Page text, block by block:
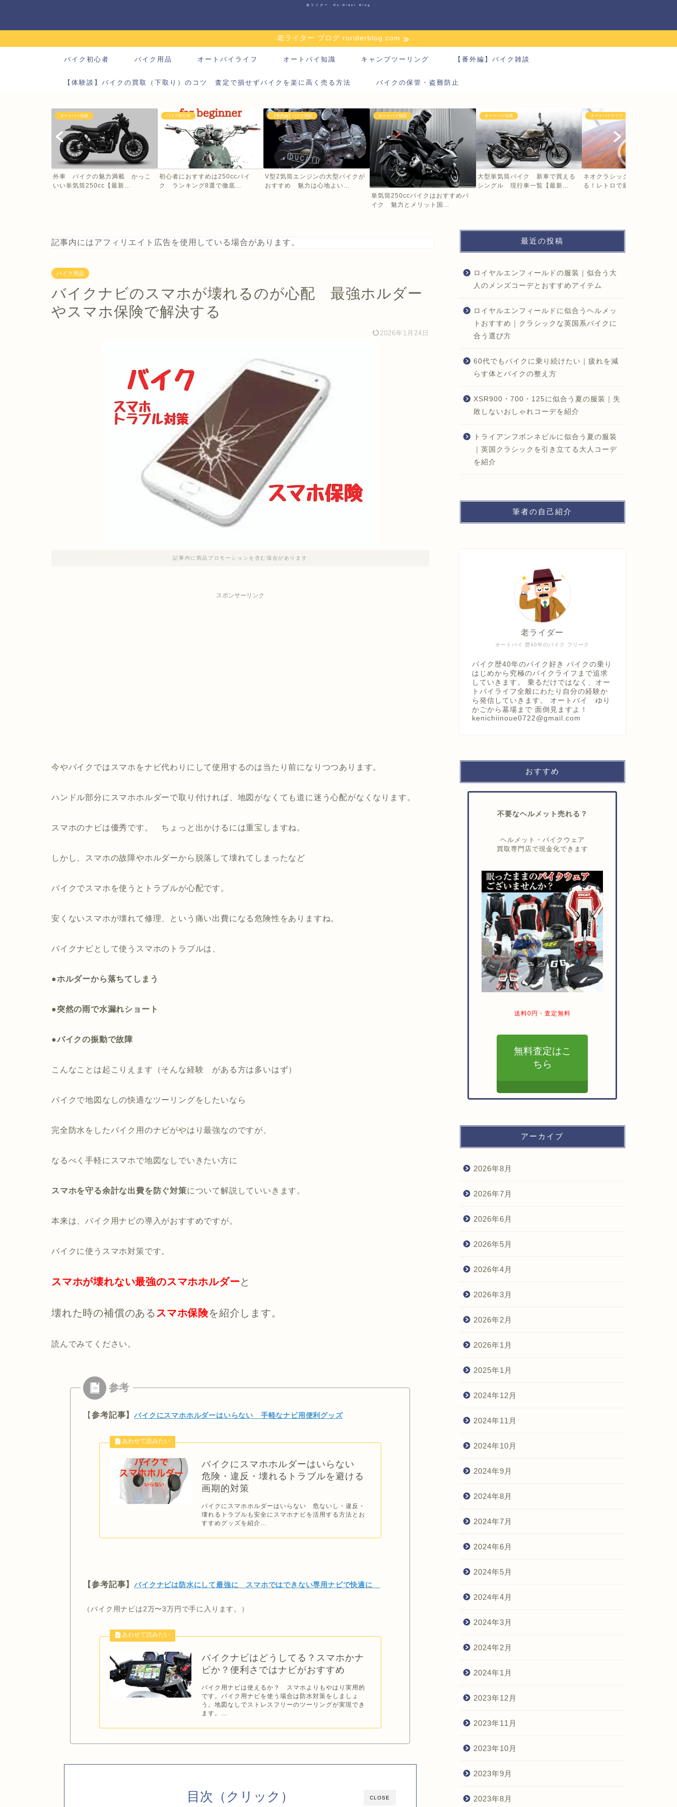
老ライダー Ro-Rider Blog
老ライダー ブログ roriderblog.com
バイク初心者 バイク用品 オートバイライフ オートバイ知識 キャンプツーリング 【番外編】バイク雑談
【体験談】バイクの買取（下取り）のコツ 査定で損せずバイクを楽に高く売る方法 バイクの保管・盗難防止
オートバイ知識
外車 バイクの魅力満載 かっこ
いい単気筒250cc【最新...
バイク初心者
初心者におすすめは250ccバイ
ク ランキング8選で徹底...
【番外編】バイク雑談
V型2気筒エンジンの大型バイクが
おすすめ 魅力は心地よい...
オートバイ知識
単気筒250ccバイクはおすすめバ
イク 魅力とメリット国...
オートバイ知識
大型単気筒バイク 新車で買える
シングル 現行車一覧【最新...
オートバイライフ
ネオクラシックバイクの大型に
る！レトロで最新 乗るだけ...
記事内にはアフィリエイト広告を使用している場合があります。
バイク用品
バイクナビのスマホが壊れるのが心配 最強ホルダー
やスマホ保険で解決する
2026年1月24日
記事内に商品プロモーションを含む場合があります
スポンサーリンク
今やバイクではスマホをナビ代わりにして使用するのは当たり前になりつつあります。
ハンドル部分にスマホホルダーで取り付ければ、地図がなくても道に迷う心配がなくなります。
スマホのナビは優秀です。 ちょっと出かけるには重宝しますね。
しかし、スマホの故障やホルダーから脱落して壊れてしまったなど
バイクでスマホを使うとトラブルが心配です。
安くないスマホが壊れて修理、という痛い出費になる危険性をありますね。
バイクナビとして使うスマホのトラブルは、
●ホルダーから落ちてしまう
●突然の雨で水漏れショート
●バイクの振動で故障
こんなことは起こりえます（そんな経験 がある方は多いはず）
バイクで地図なしの快適なツーリングをしたいなら
完全防水をしたバイク用のナビがやはり最強なのですが、
なるべく手軽にスマホで地図なしでいきたい方に
スマホを守る余計な出費を防ぐ対策について解説していいきます。
本来は、バイク用ナビの導入がおすすめですが。
バイクに使うスマホ対策です。
スマホが壊れない最強のスマホホルダーと
壊れた時の補償のある スマホ保険を紹介します。
読んでみてください。
【参考記事】バイクにスマホホルダーはいらない 手軽なナビ用便利グッズ
バイクにスマホホルダーはいらない
危険・違反・壊れるトラブルを避ける
画期的対策
バイクにスマホホルダーはいらない 危ないし・違反・
壊れるトラブルも安全にスマホナビを活用する方法とお
すすめグッズを紹介...
【参考記事】バイクナビは防水にして最強に スマホではできない専用ナビで快適に
（バイク用ナビは2万〜3万円で手に入ります。）
バイクナビはどうしてる？スマホかナ
ビか？便利さではナビがおすすめ
バイク用ナビは使えるか？ スマホよりもやはり実用的
です。バイク用ナビを使う場合は防水対策をしましょ
う。地図なしでストレスフリーのツーリングが実現でき
ます。...
CLOSE
目次（クリック）
最近の投稿
ロイヤルエンフィールドの服装｜似合う大
人のメンズコーデとおすすめアイテム
ロイヤルエンフィールドに似合うヘルメッ
トおすすめ｜クラシックな英国系バイクに
合う選び方
60代でもバイクに乗り続けたい｜疲れを減
らす体とバイクの整え方
XSR900・700・125に似合う夏の服装｜失
敗しないおしゃれコーデを紹介
トライアンフボンネビルに似合う夏の服装
｜英国クラシックを引き立てる大人コーデ
を紹介
筆者の自己紹介
オートバイ 歴40年のバイク フリーク
老ライダー
バイク歴40年のバイク好き バイクの乗り
はじめから究極のバイクライフまで追求
していきます。 乗るだけではなく、オー
トバイライフ全般にわたり自分の経験か
ら発信していきます。 オートバイ ゆり
かごから墓場まで 面倒見ますよ！
kenichiinoue0722@gmail.com
おすすめ
不要なヘルメット売れる？
ヘルメット・バイクウェア
買取専門店で現金化できます
送料0円・査定無料
無料査定はこ
ちら
アーカイブ
2026年8月
2026年7月
2026年6月
2026年5月
2026年4月
2026年3月
2026年2月
2026年1月
2025年1月
2024年12月
2024年11月
2024年10月
2024年9月
2024年8月
2024年7月
2024年6月
2024年5月
2024年4月
2024年3月
2024年2月
2024年1月
2023年12月
2023年11月
2023年10月
2023年9月
2023年8月